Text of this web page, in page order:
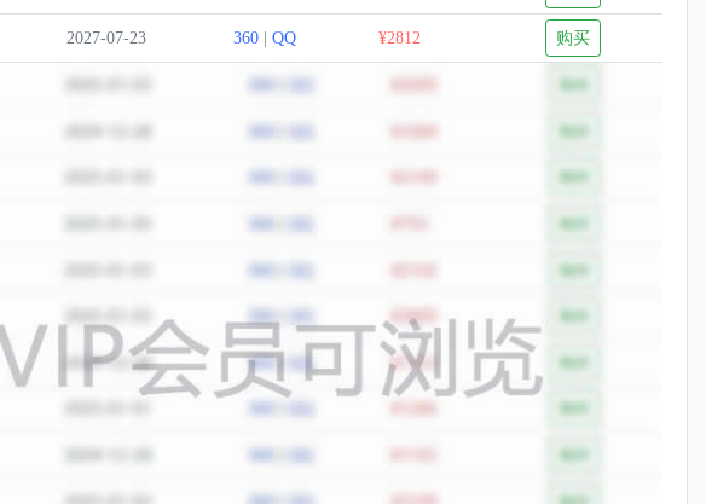
2027-07-23 360| QQ ¥2812 购买